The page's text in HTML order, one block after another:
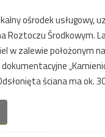
ośrodek usługowy,
Roztoczu Środkowym.
w zalewie położonym
ściana ma ok.